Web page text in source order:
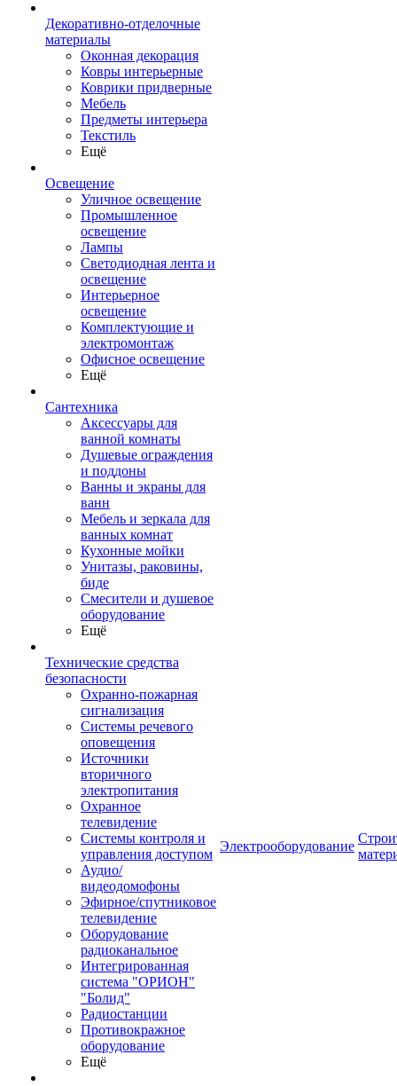
Декоративно-отделочные
материалы
Оконная декорация
Ковры интерьерные
Коврики придверные
Мебель
Предметы интерьера
Текстиль
Ещё
Освещение
Уличное освещение
Промышленное
освещение
Лампы
Светодиодная лента и
освещение
Интерьерное
освещение
Комплектующие и
электромонтаж
Офисное освещение
Ещё
Сантехника
Аксессуары для
ванной комнаты
Душевые ограждения
и поддоны
Ванны и экраны для
ванн
Мебель и зеркала для
ванных комнат
Кухонные мойки
Унитазы, раковины,
биде
Смесители и душевое
оборудование
Ещё
Технические средства
безопасности
Охранно-пожарная
сигнализация
Системы речевого
оповещения
Источники
вторичного
электропитания
Охранное
телевидение
Системы контроля и
управления доступом
Аудио/
видеодомофоны
Эфирное/спутниковое
телевидение
Оборудование
радиоканальное
Интегрированная
система "ОРИОН"
"Болид"
Радиостанции
Противокражное
оборудование
Ещё
Электрооборудование